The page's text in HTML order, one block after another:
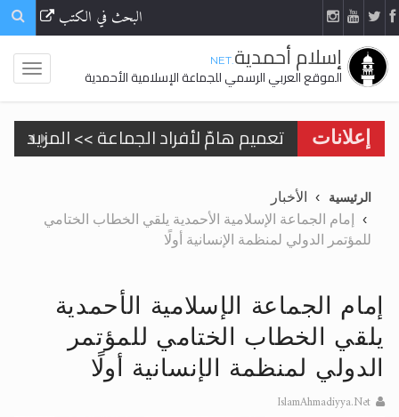
البحث في الكتب
إسلام أحمدية.NET
الموقع العربي الرسمي للجماعة الإسلامية الأحمدية
إعلانات تعميم هامّ لأفراد الجماعة >> المزيد
اقرأ هذا الكتاب وتعرّف على حقيقة
الحجّ.. دلالات، حِكم، وأهداف >> المزيد
اقرأ هذا المقال في أهمية عيد
اقرأ هذا المقال في أهمية عيد
الرئيسية
الأخبار
إمام الجماعة الإسلامية الأحمدية يلقي الخطاب الختامي
للمؤتمر الدولي لمنظمة الإنسانية أولًا
إمام الجماعة الإسلامية الأحمدية
يلقي الخطاب الختامي للمؤتمر
الدولي لمنظمة الإنسانية أولًا
IslamAhmadiyya.Net